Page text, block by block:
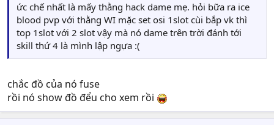
ức chế nhất là mấy thằng hack dame mẹ. hỏi bữa ra ice
blood pvp với thằng WI mặc set osi 1slot cùi bắp vk thì
top 1slot với 2 slot vậy mà nó dame trên trời đánh tới
skill thứ 4 là mình lập ngựa :(
chắc đồ của nó fuse
rồi nó show đồ đểu cho xem rồi